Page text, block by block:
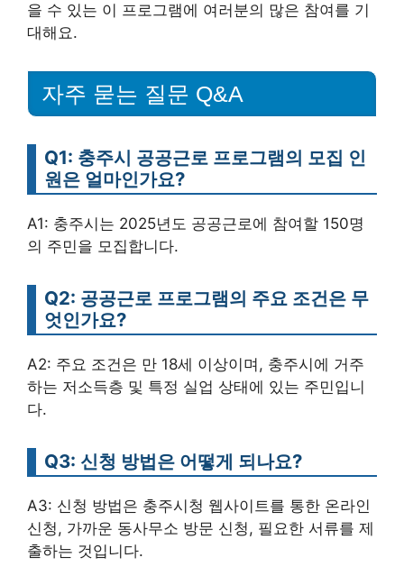
을 수 있는 이 프로그램에 여러분의 많은 참여를 기
대해요.
자주 묻는 질문 Q&A
Q1: 충주시 공공근로 프로그램의 모집 인
원은 얼마인가요?
A1: 충주시는 2025년도 공공근로에 참여할 150명
의 주민을 모집합니다.
Q2: 공공근로 프로그램의 주요 조건은 무
엇인가요?
A2: 주요 조건은 만 18세 이상이며, 충주시에 거주
하는 저소득층 및 특정 실업 상태에 있는 주민입니
다.
Q3: 신청 방법은 어떻게 되나요?
A3: 신청 방법은 충주시청 웹사이트를 통한 온라인
신청, 가까운 동사무소 방문 신청, 필요한 서류를 제
출하는 것입니다.